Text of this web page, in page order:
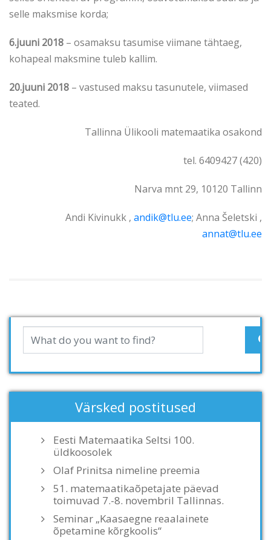
selle maksmise korda;
6.juuni 2018 – osamaksu tasumise viimane tähtaeg,
kohapeal maksmine tuleb kallim.
20.juuni 2018 – vastused maksu tasunutele, viimased
teated.
Tallinna Ülikooli matemaatika osakond
tel. 6409427 (420)
Narva mnt 29, 10120 Tallinn
Andi Kivinukk , andik@tlu.ee; Anna Šeletski ,
annat@tlu.ee
Värsked postitused
Eesti Matemaatika Seltsi 100.
üldkoosolek
Olaf Prinitsa nimeline preemia
51. matemaatikaõpetajate päevad
toimuvad 7.-8. novembril Tallinnas.
Seminar „Kaasaegne reaalainete
õpetamine kõrgkoolis“